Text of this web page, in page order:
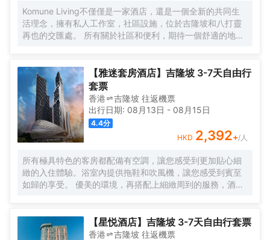
東方酒店活力俱樂部及水療中心為賓客提供一個寧靜的氛
圍，完善的健身設備和一流的温泉理療。客人可以在酒店游
泳池內暢遊，欣賞KLCC公園如畫般的風景。
Komune Living不僅僅是一家酒店，還是一個全新的共同生
活理念，擁有私人工作室，社區設施，位於吉隆坡和八打靈
再也的交匯處。 所有關於社區和便利，期待一個舒適的地方
僅僅是逗留，找到一種生活，工作和娛樂的生活方式。
【雅迷套房酒店】吉隆坡 3-7天自由行
套票
香港 吉隆坡 往返機票
出行日期: 08月13日 - 08月15日
4.4分
HKD 2,392+/人
所有極具特色的客房都配備有空調，讓您感受到更加貼心細
緻的入住體驗。浴室內提供拖鞋和吹風機，讓您感受到賓至
如歸的享受。 優美的環境，再搭配上細緻周到的服務，酒店
【星悦酒店】吉隆坡 3-7天自由行套票
香港 吉隆坡 往返機票